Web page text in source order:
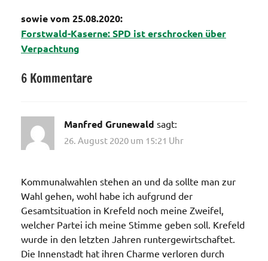
sowie vom 25.08.2020:
Forstwald-Kaserne: SPD ist erschrocken über
Verpachtung
6 Kommentare
Manfred Grunewald sagt:
26. August 2020 um 15:21 Uhr
Kommunalwahlen stehen an und da sollte man zur
Wahl gehen, wohl habe ich aufgrund der
Gesamtsituation in Krefeld noch meine Zweifel,
welcher Partei ich meine Stimme geben soll. Krefeld
wurde in den letzten Jahren runtergewirtschaftet.
Die Innenstadt hat ihren Charme verloren durch